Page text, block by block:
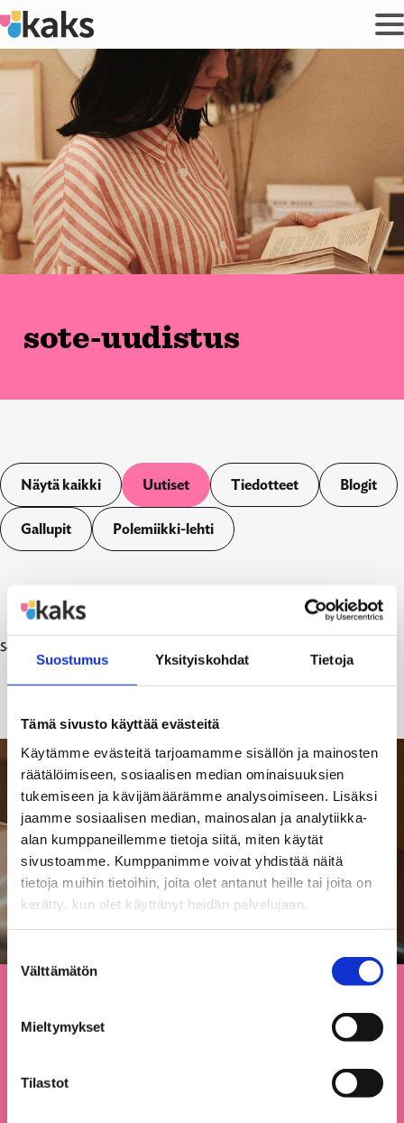
Suostumus Yksityiskohdat Tietoja
Tämä sivusto käyttää evästeitä
Käytämme evästeitä tarjoamamme sisällön ja mainosten
räätälöimiseen, sosiaalisen median ominaisuuksien
tukemiseen ja kävijämäärämme analysoimiseen. Lisäksi
jaamme sosiaalisen median, mainosalan ja analytiikka-
alan kumppaneillemme tietoja siitä, miten käytät
sivustoamme. Kumppanimme voivat yhdistää näitä
tietoja muihin tietoihin, joita olet antanut heille tai joita on
kerätty, kun olet käyttänyt heidän palvelujaan.
Suostumuksen
valinta
Välttämätön
Mieltymykset
Tilastot
Siirry
sisältöön
sote-uudistus
Näytä kaikki Uutiset Tiedotteet Blogit
Gallupit Polemiikki-lehti
Sorry, but nothing was found. Please try a search with different keywords.
Pysy ajan tasalla – liity
Haluatko pysyä ajan tasalla tärkeimmistä kunnallispolitiikan ja
yhteiskunnallisen kehityksen uutisista? Liittymällä